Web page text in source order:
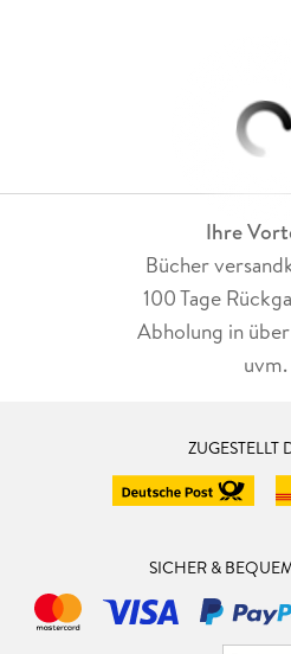
Ihre
Bücher
100 Tage
Abholung in
uvm.
ZUGESTELLT
SICHER &